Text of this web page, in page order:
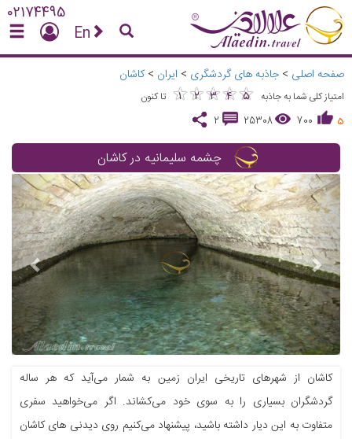
02174495
En
صفحه اصلی > جاذبه های گردشگری > ایران > کاشان
امتیاز کلی شما به جاذبه ★
1 ★
2 ★
3 ★
4 ★
5
★★★★★
تا کنون
5
700
25308
2
چشمه سلیمانیه در کاشان
Next
کاشان از شهرهای تاریخی ایران زمین به شمار می‌آید که هر ساله
گردشگران بسیاری را به سوی خود می‌کشاند. اگر می‌خواهید سفری
متفاوت به این دیار داشته باشید، پیشنهاد می‌کنیم روی دیدنی های کاشان